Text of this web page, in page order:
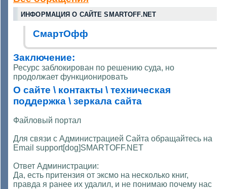
ИНФОРМАЦИЯ О САЙТЕ SMARTOFF.NET
СмартОфф
Заключение:
Ресурс заблокирован по решению суда, но
продолжает функционировать
О сайте \ контакты \ техническая
поддержка \ зеркала сайта
Файловый портал
Для связи с Администрацией Сайта обращайтесь на
Email support[dog]SMARTOFF.NET
Ответ Администрации:
Да, есть притензия от эксмо на несколько книг,
правда я ранее их удалил, и не понимаю почему нас